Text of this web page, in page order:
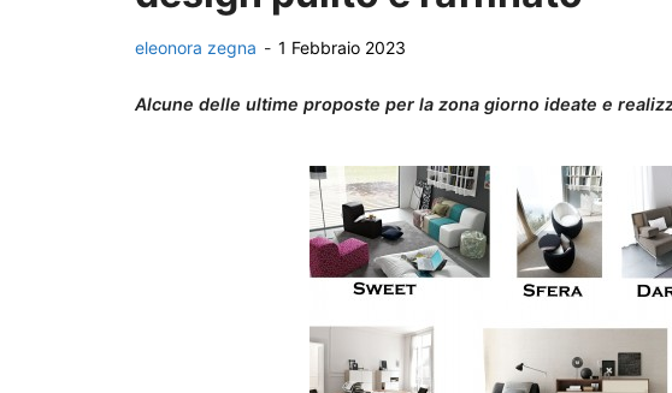
eleonora zegna - 1 Febbraio 2023
Alcune delle ultime proposte per la zona giorno ideate e